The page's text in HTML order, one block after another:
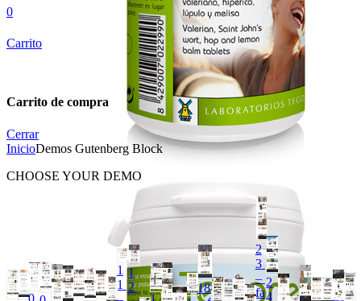
0
Carrito
Carrito de compra
Cerrar
InicioDemos Gutenberg Block
CHOOSE YOUR DEMO
1
1
1
2
18
2
3
–
fa
2
4